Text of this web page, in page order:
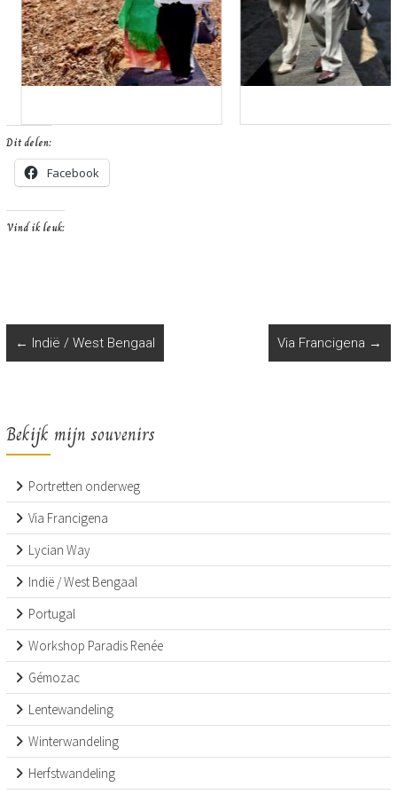
Dit delen:
Facebook
Vind ik leuk:
← Indië / West Bengaal Via Francigena →
Bekijk mijn souvenirs
Portretten onderweg
Via Francigena
Lycian Way
Indië / West Bengaal
Portugal
Workshop Paradis Renée
Gémozac
Lentewandeling
Winterwandeling
Herfstwandeling